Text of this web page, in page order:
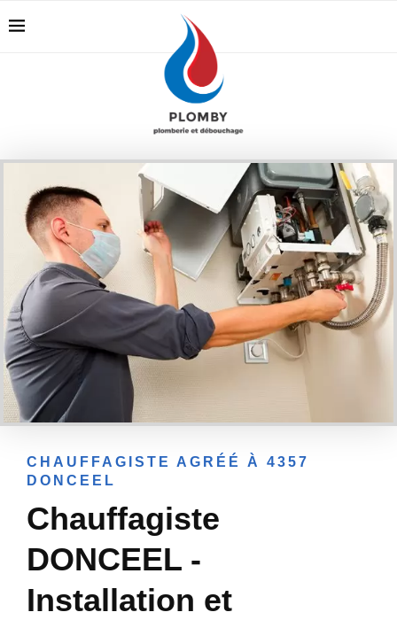
CHAUFFAGISTE AGRÉÉ À 4357
DONCEEL
Chauffagiste
DONCEEL -
Installation et